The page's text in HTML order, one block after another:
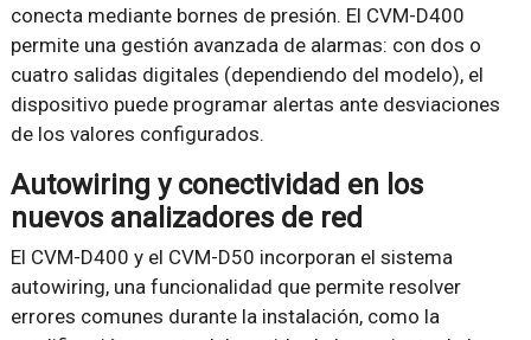
conecta mediante bornes de presión. El CVM-D400
permite una gestión avanzada de alarmas: con dos o
cuatro salidas digitales (dependiendo del modelo), el
dispositivo puede programar alertas ante desviaciones
de los valores configurados.
Autowiring y conectividad en los
nuevos analizadores de red
El CVM-D400 y el CVM-D50 incorporan el sistema
autowiring, una funcionalidad que permite resolver
errores comunes durante la instalación, como la